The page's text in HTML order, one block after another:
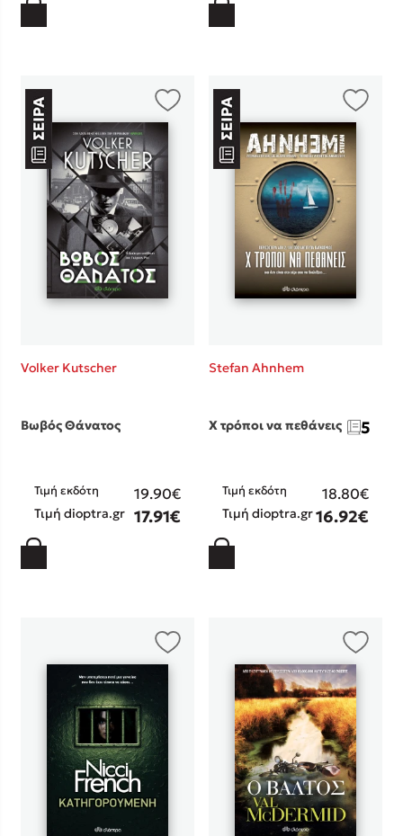
Volker Kutscher
Βωβός Θάνατος
Τιμή εκδότη 19.90€
Τιμή dioptra.gr 17.91€
Stefan Ahnhem
Χ τρόποι να πεθάνεις 5
Τιμή εκδότη 18.80€
Τιμή dioptra.gr16.92€